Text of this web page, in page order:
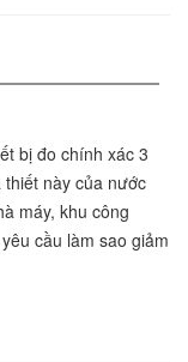
bị đo chính xác 3
này của nước
máy, khu công
cầu làm sao giảm